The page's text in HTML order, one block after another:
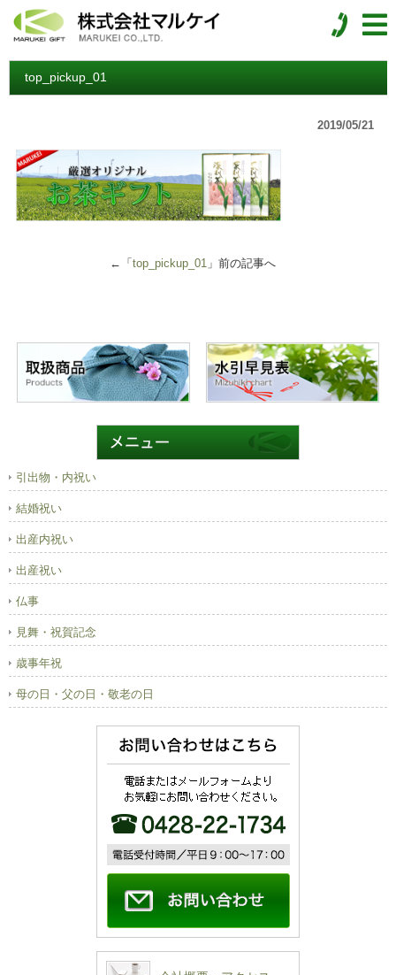
top_pickup_01
2019/05/21
←「 top_pickup_01」前の記事へ
引出物・内祝い
結婚祝い
出産内祝い
出産祝い
仏事
見舞・祝賀記念
歳事年祝
母の日・父の日・敬老の日